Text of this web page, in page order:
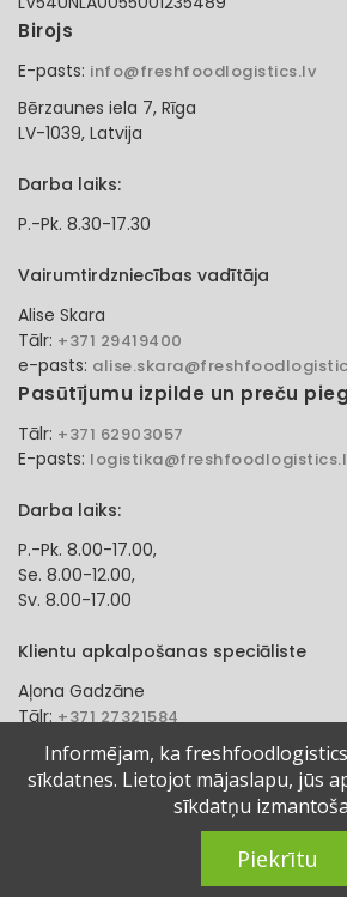
Birojs
E-pasts: info@freshfoodlogistics.lv
Bērzaunes iela 7, Rīga
LV-1039, Latvija
Darba laiks:
P.-Pk. 8.30-17.30
Vairumtirdzniecības vadītāja
Alise Skara
Tālr: +371 29419400
e-pasts:
Pasūtījumu izpilde un preču
Tālr: +371 62903057
E-pasts:
Darba laiks:
P.-Pk. 8.00-17.00,
Se. 8.00-12.00,
Sv. 8.00-17.00
Klientu apkalpošanas speciāliste
Aļona Gadzāne
Tālr:+371 27321584
e-pasts:
© 2024 Fresh Food Logistics SIA. Visas
Informējam, ka
sīkdatnes. Lietojot mājaslapu, jūs
sīkdatņu
Piekrītu